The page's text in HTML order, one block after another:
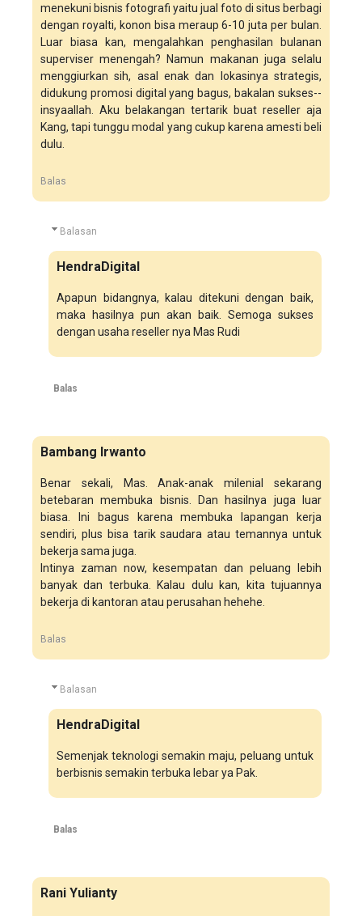
menekuni bisnis fotografi yaitu jual foto di situs berbagi
dengan royalti, konon bisa meraup 6-10 juta per bulan.
Luar biasa kan, mengalahkan penghasilan bulanan
superviser menengah? Namun makanan juga selalu
menggiurkan sih, asal enak dan lokasinya strategis,
didukung promosi digital yang bagus, bakalan sukses--
insyaallah. Aku belakangan tertarik buat reseller aja
Kang, tapi tunggu modal yang cukup karena amesti beli
dulu.
Balas
Balasan
HendraDigital
Apapun bidangnya, kalau ditekuni dengan baik,
maka hasilnya pun akan baik. Semoga sukses
dengan usaha reseller nya Mas Rudi
Balas
Bambang Irwanto
Benar sekali, Mas. Anak-anak milenial sekarang
betebaran membuka bisnis. Dan hasilnya juga luar
biasa. Ini bagus karena membuka lapangan kerja
sendiri, plus bisa tarik saudara atau temannya untuk
bekerja sama juga.
Intinya zaman now, kesempatan dan peluang lebih
banyak dan terbuka. Kalau dulu kan, kita tujuannya
bekerja di kantoran atau perusahan hehehe.
Balas
Balasan
HendraDigital
Semenjak teknologi semakin maju, peluang untuk
berbisnis semakin terbuka lebar ya Pak.
Balas
Rani Yulianty